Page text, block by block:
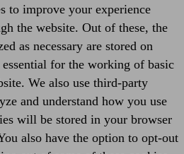
to improve your experience
the website. Out of these, the
as necessary are stored on
for the working of basic
We also use third-party
and understand how you use
will be stored in your browser
also have the option to opt-out